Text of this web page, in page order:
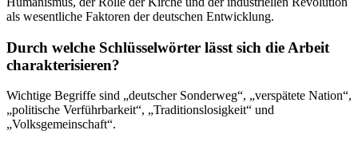
als wesentliche Faktoren der deutschen Entwicklung.
Durch welche Schlüsselwörter lässt sich die Arbeit
charakterisieren?
Wichtige Begriffe sind „deutscher Sonderweg“, „verspätete Nation“,
„politische Verführbarkeit“, „Traditionslosigkeit“ und
„Volksgemeinschaft“.